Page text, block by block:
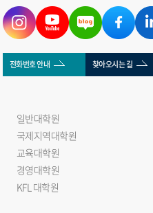
전화번호 안내 찾아오시는 길
일반대학원
국제지역대학원
교육대학원
경영대학원
KFL 대학원